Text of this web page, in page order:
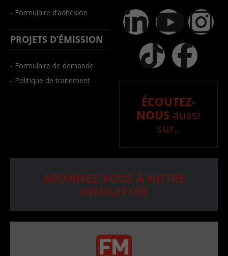
- Formulaire d’adhésion
PROJETS D’ÉMISSION
- Formulaire de demande
- Politique de traitement
ÉCOUTEZ-
NOUS aussi
sur..
ABONNEZ-VOUS À NOTRE
INFOLETTRE